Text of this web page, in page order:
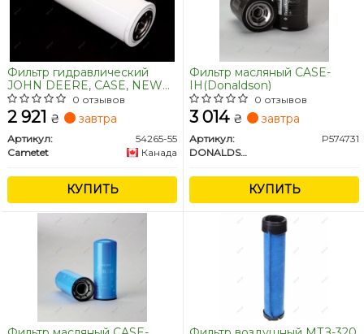
Фильтр гидравлический
JOHN DEERE, CASE, NEW
HOLLAND(Cametet) JOHN
DEERE [RE174130] CASE
[86525899, 277311A1,
86029161, 86034346,
84356072, 1971728C1,
0 отзывов
2 921 ₴ завтра
Артикул:
54265-55
Cametet
Канада
КУПИТЬ
Фильтр масляный CASE-
IH(Donaldson)
0 отзывов
3 014 ₴ завтра
Артикул:
P574731
DONALDSON
КУПИТЬ